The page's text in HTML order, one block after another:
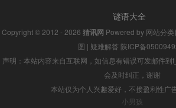
谜语大全
Copyright © 2012 - 2026 猜讯网 Powered by 网站分类
图 | 疑难解答 陕ICP备
声明：本站内容来自互联网，如信息有错误可发邮件
会及时纠正，谢谢
本站仅为个人兴趣爱好，不接盈利性广
小男孩